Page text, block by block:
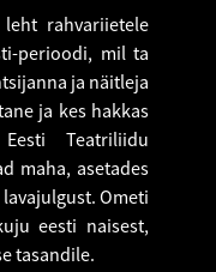
rahvariietele
perioodi, mil ta
ja näitleja
ja kes hakkas
Teatriliidu
maha, asetades
Ometi
eesti naisest,
tasandile.